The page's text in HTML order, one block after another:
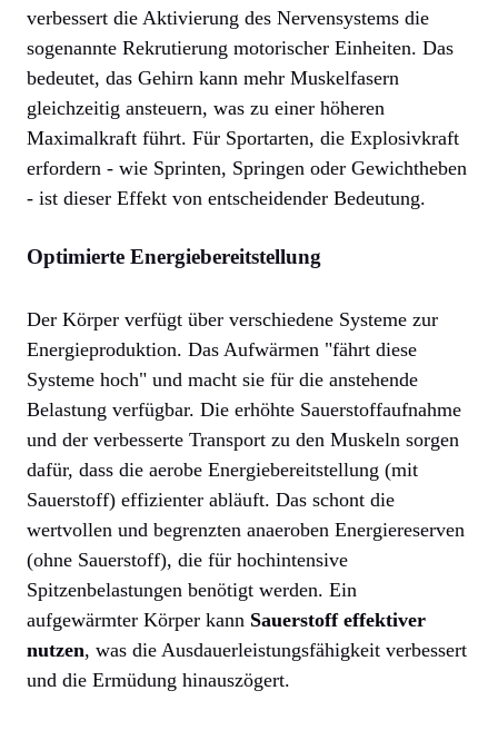
verbessert die Aktivierung des Nervensystems die
sogenannte Rekrutierung motorischer Einheiten. Das
bedeutet, das Gehirn kann mehr Muskelfasern
gleichzeitig ansteuern, was zu einer höheren
Maximalkraft führt. Für Sportarten, die Explosivkraft
erfordern - wie Sprinten, Springen oder Gewichtheben
- ist dieser Effekt von entscheidender Bedeutung.
Optimierte Energiebereitstellung
Der Körper verfügt über verschiedene Systeme zur
Energieproduktion. Das Aufwärmen "fährt diese
Systeme hoch" und macht sie für die anstehende
Belastung verfügbar. Die erhöhte Sauerstoffaufnahme
und der verbesserte Transport zu den Muskeln sorgen
dafür, dass die aerobe Energiebereitstellung (mit
Sauerstoff) effizienter abläuft. Das schont die
wertvollen und begrenzten anaeroben Energiereserven
(ohne Sauerstoff), die für hochintensive
Spitzenbelastungen benötigt werden. Ein
aufgewärmter Körper kann Sauerstoff effektiver
nutzen, was die Ausdauerleistungsfähigkeit verbessert
und die Ermüdung hinauszögert.